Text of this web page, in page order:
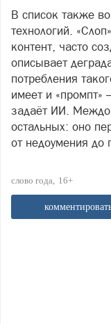
В список также
технологий.
контент, часто
описывает
потребления
имеет и «промпт»
задаёт ИИ.
остальных: оно
от недоумения до
слово года 16+